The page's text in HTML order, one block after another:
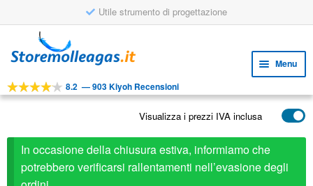
Utile strumento di progettazione
alla
al
Menu
STRUMENTI
il
menu
child
child
APPLICAZIONI
SERVIZIO CLIENTI
8.2 —903 Kiyoh Recensioni
Visualizza i prezzi IVA inclusa
In occasione della chiusura estiva, informiamo che
potrebbero verificarsi rallentamenti nell’evasione degli